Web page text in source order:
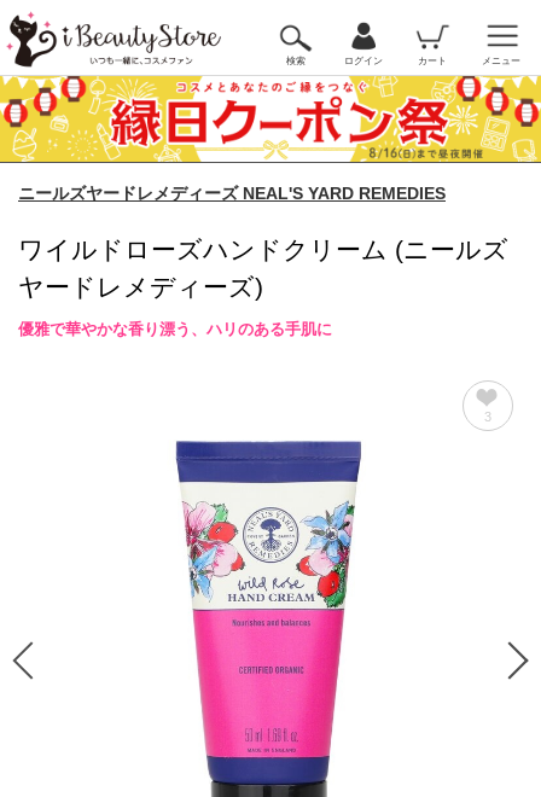
検索 ログイン カート メニュー
ニールズヤードレメディーズ NEAL'S YARD REMEDIES
ワイルドローズハンドクリーム (ニールズ
ヤードレメディーズ)
優雅で華やかな香り漂う、ハリのある手肌に
3